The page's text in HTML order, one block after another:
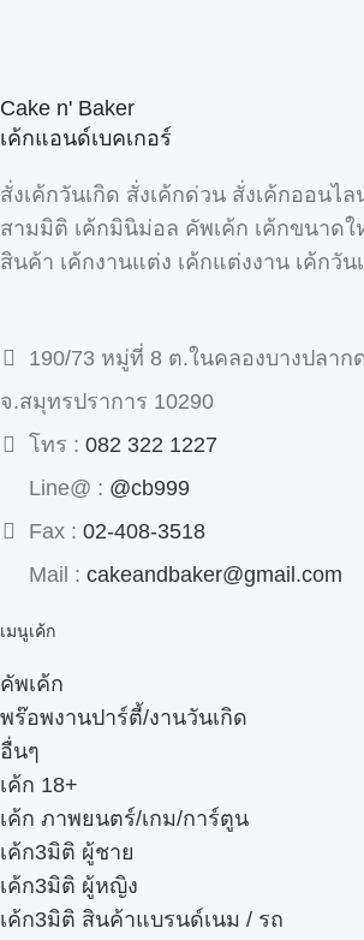
Cake n' Baker
เค้กแอนด์เบคเกอร์
สั่งเค้กวันเกิด สั่งเค้กด่วน สั่งเค้กออนไ
สามมิติ เค้กมินิม่อล คัพเค้ก เค้กขนาดใ
สินค้า เค้กงานแต่ง เค้กแต่งงาน เค้กวัน
190/73 หมู่ที่ 8 ต.ในคลองบางปลาก
จ.สมุทรปราการ 10290
โทร : 082 322 1227
Line@ : @cb999
Fax : 02-408-3518
Mail : cakeandbaker@gmail.com
เมนูเค้ก
คัพเค้ก
พร๊อพงานปาร์ตี้/งานวันเกิด
อื่นๆ
เค้ก 18+
เค้ก ภาพยนตร์/เกม/การ์ตูน
เค้ก3มิติ ผู้ชาย
เค้ก3มิติ ผู้หญิง
เค้ก3มิติ สินค้าแบรนด์เนม / รถ